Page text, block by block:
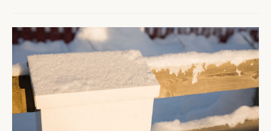
表
札
素
材
の
選
び
方
もっと読む »